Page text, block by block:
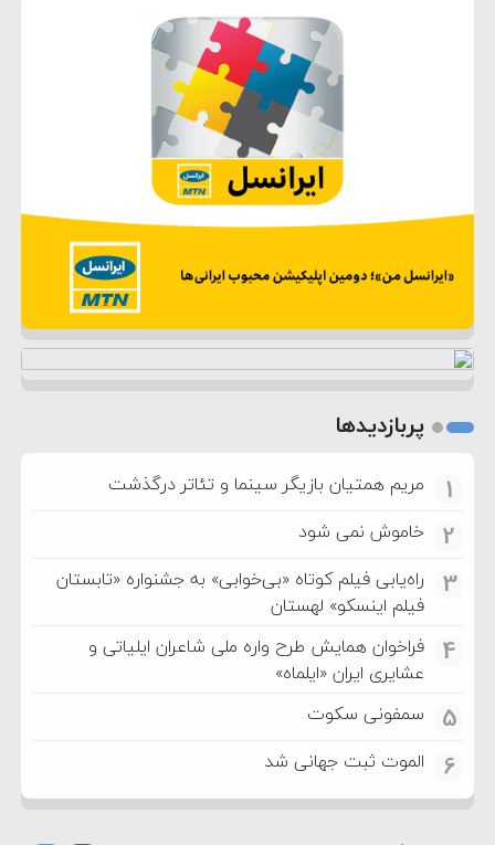
پربازدیدها
1 مریم همتیان بازیگر سینما و تئاتر درگذشت
2 خاموش نمی شود
3
راه‌یابی فیلم کوتاه «بی‌خوابی» به جشنواره «تابستان
فیلم اینسکو» لهستان
4
فراخوان همایش طرح واره ملی شاعران ایلیاتی و
عشایری ایران «ایلماه»
5 سمفونی سکوت
6 الموت ثبت جهانی شد